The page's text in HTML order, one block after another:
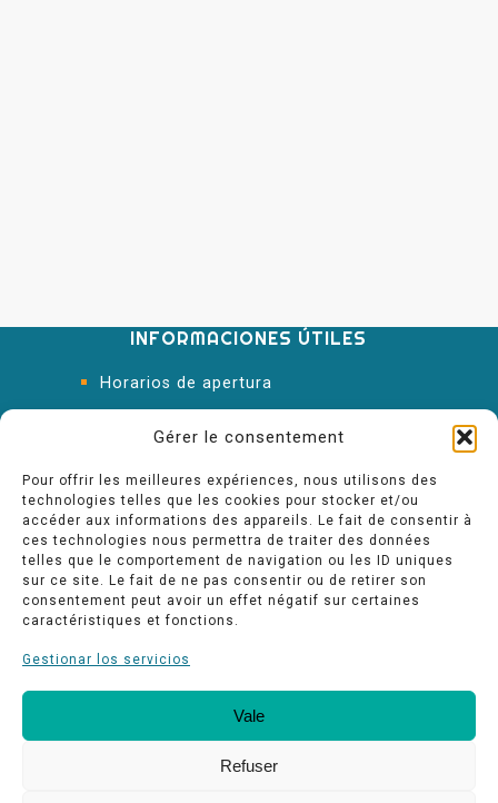
Gérer le consentement
Pour offrir les meilleures expériences, nous utilisons des
technologies telles que les cookies pour stocker et/ou
accéder aux informations des appareils. Le fait de consentir à
ces technologies nous permettra de traiter des données
telles que le comportement de navigation ou les ID uniques
sur ce site. Le fait de ne pas consentir ou de retirer son
consentement peut avoir un effet négatif sur certaines
caractéristiques et fonctions.
Gestionar los servicios
Vale
Refuser
INFORMACIONES ÚTILES
Horarios de apertura
Oficina de Turismo
Nuestros compromisos de calidad